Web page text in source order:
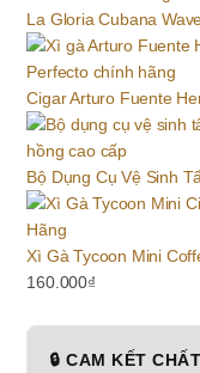
La Gloria Cubana
Cigar Arturo Fuente
Bộ Dụng Cụ Vệ Sinh
Xì Gà Tycoon Mini
160.000₫
🔒 CAM KẾT